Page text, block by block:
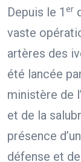
Depuis le 1 er
vaste
artères des
été lancée
ministère de
et de la
présence
défense et